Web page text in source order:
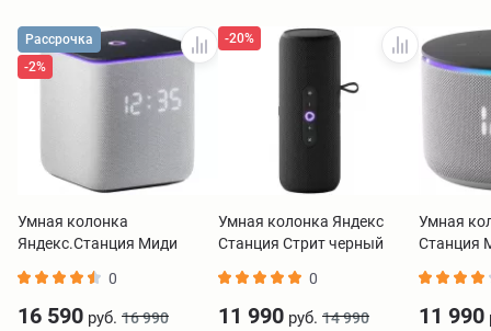
Рассрочка
-2%
Умная колонка
Яндекс.Станция Миди
0
16 590 руб. 16 990
-20%
Умная колонка Яндекс
Станция Стрит черный
0
11 990 руб. 14 990
Умная
Станция
00059GRY
11 990